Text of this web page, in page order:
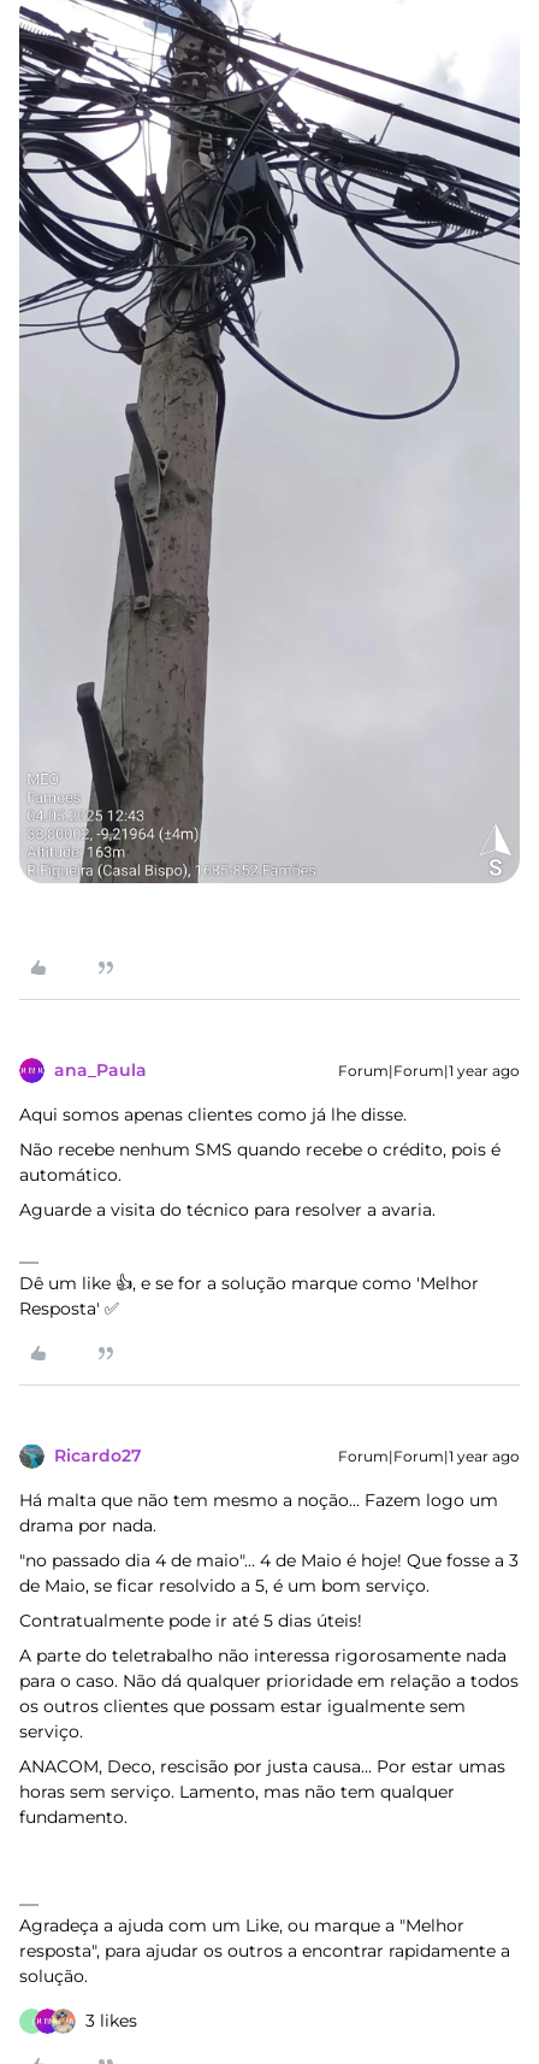
ana_Paula Forum|Forum|1 year ago
Aqui somos apenas clientes como já lhe disse.
Não recebe nenhum SMS quando recebe o crédito, pois é
automático.
Aguarde a visita do técnico para resolver a avaria.
Dê um like 👍, e se for a solução marque como 'Melhor
Resposta' ✅
Ricardo27 Forum|Forum|1 year ago
Há malta que não tem mesmo a noção... Fazem logo um
drama por nada.
"no passado dia 4 de maio"... 4 de Maio é hoje! Que fosse a 3
de Maio, se ficar resolvido a 5, é um bom serviço.
Contratualmente pode ir até 5 dias úteis!
A parte do teletrabalho não interessa rigorosamente nada
para o caso. Não dá qualquer prioridade em relação a todos
os outros clientes que possam estar igualmente sem
serviço.
ANACOM, Deco, rescisão por justa causa... Por estar umas
horas sem serviço. Lamento, mas não tem qualquer
fundamento.
Agradeça a ajuda com um Like, ou marque a "Melhor
resposta", para ajudar os outros a encontrar rapidamente a
solução.
I 3 likes